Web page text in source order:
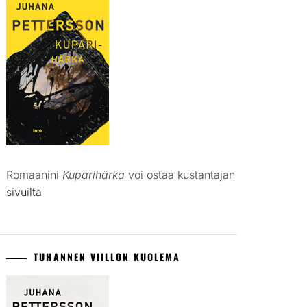
Romaanini Kuparihärkä voi ostaa kustantajan
sivuilta
TUHANNEN VIILLON KUOLEMA